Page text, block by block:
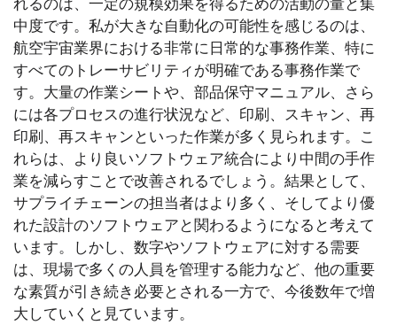
中度です。私が大きな自動化の可能性を感じるのは、
航空宇宙業界における非常に日常的な事務作業、特に
すべてのトレーサビリティが明確である事務作業で
す。大量の作業シートや、部品保守マニュアル、さら
には各プロセスの進行状況など、印刷、スキャン、再
印刷、再スキャンといった作業が多く見られます。こ
れらは、より良いソフトウェア統合により中間の手作
業を減らすことで改善されるでしょう。結果として、
サプライチェーンの担当者はより多く、そしてより優
れた設計のソフトウェアと関わるようになると考えて
います。しかし、数字やソフトウェアに対する需要
は、現場で多くの人員を管理する能力など、他の重要
な素質が引き続き必要とされる一方で、今後数年で増
大していくと見ています。